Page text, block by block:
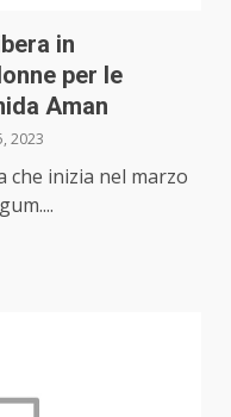
in
per le
Aman
2023
che inizia nel marzo